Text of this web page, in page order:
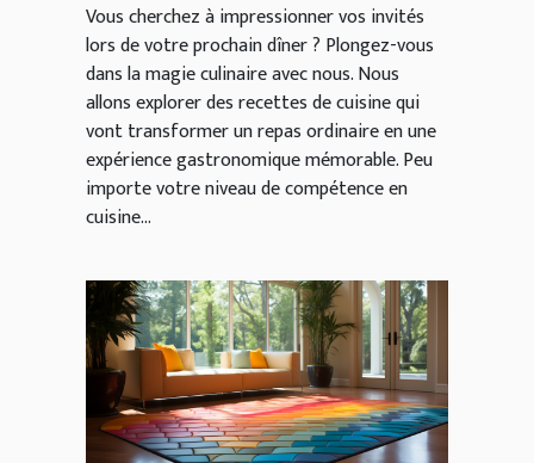
Vous cherchez à impressionner vos invités
lors de votre prochain dîner ? Plongez-vous
dans la magie culinaire avec nous. Nous
allons explorer des recettes de cuisine qui
vont transformer un repas ordinaire en une
expérience gastronomique mémorable. Peu
importe votre niveau de compétence en
cuisine...